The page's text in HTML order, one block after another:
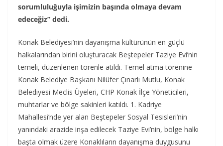
sorumluluğuyla işimizin başında olmaya devam
edeceğiz” dedi.
Konak Belediyesi’nin dayanışma kültürünün en güçlü
halkalarından birini oluşturacak Beştepeler Taziye Evi’nin
temeli, düzenlenen törenle atıldı. Temel atma törenine
Konak Belediye Başkanı Nilüfer Çınarlı Mutlu, Konak
Belediyesi Meclis Üyeleri, CHP Konak İlçe Yöneticileri,
muhtarlar ve bölge sakinleri katıldı. 1. Kadriye
Mahallesi’nde yer alan Beştepeler Sosyal Tesisleri’nin
yanındaki arazide inşa edilecek Taziye Evi’nin, bölge halkı
başta olmak üzere Konaklıların dayanışma duygusunu